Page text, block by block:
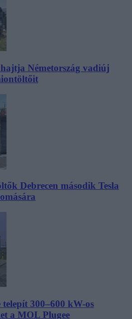
Németország vadiúj
Debrecen második Tesla
300–600 kW-os
a MOL Plugee